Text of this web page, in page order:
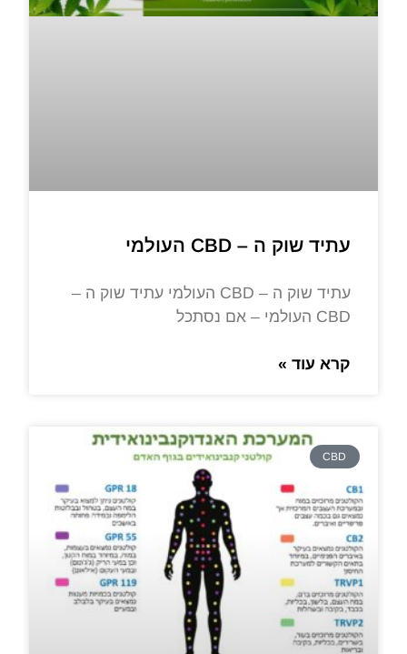
עתיד שוק ה – CBD העולמי
עתיד שוק ה – CBD העולמי עתיד שוק ה –
CBD העולמי – אם נסתכל
קרא עוד »
CBD